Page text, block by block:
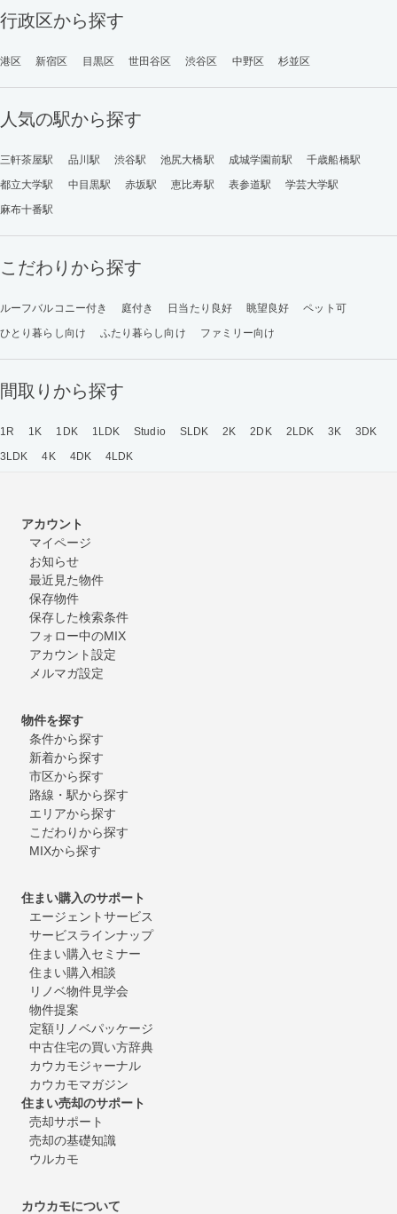
行政区から探す
港区 新宿区 目黒区 世田谷区 渋谷区 中野区 杉並区
人気の駅から探す
三軒茶屋駅 品川駅 渋谷駅 池尻大橋駅 成城学園前駅
千歳船橋駅
都立大学駅
中目黒駅 赤坂駅 恵比寿駅 表参道駅
学芸大学駅
麻布十番駅
こだわりから探す
ルーフバルコニー付き 庭付き 日当たり良好 眺望良好
ペット可
ひとり暮らし向け
ふたり暮らし向け ファミリー向け
間取りから探す
1R 1K 1DK 1LDK Studio SLDK 2K 2DK 2LDK 3K
3DK
3LDK
4K 4DK 4LDK
アカウント
マイページ
お知らせ
最近見た物件
保存物件
保存した検索条件
フォロー中のMIX
アカウント設定
メルマガ設定
物件を探す
条件から探す
新着から探す
市区から探す
路線・駅から探す
エリアから探す
こだわりから探す
MIXから探す
住まい購入のサポート
エージェントサービス
サービスラインナップ
住まい購入セミナー
住まい購入相談
リノベ物件見学会
物件提案
定額リノベパッケージ
中古住宅の買い方辞典
カウカモジャーナル
カウカモマガジン
住まい売却のサポート
売却サポート
売却の基礎知識
ウルカモ
カウカモについて